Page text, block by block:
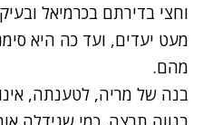
וחצי בדירתם בכרמיאל
מעט יעדים, ועד כה היא
מהם.
בנה של מריה, לטענתה,